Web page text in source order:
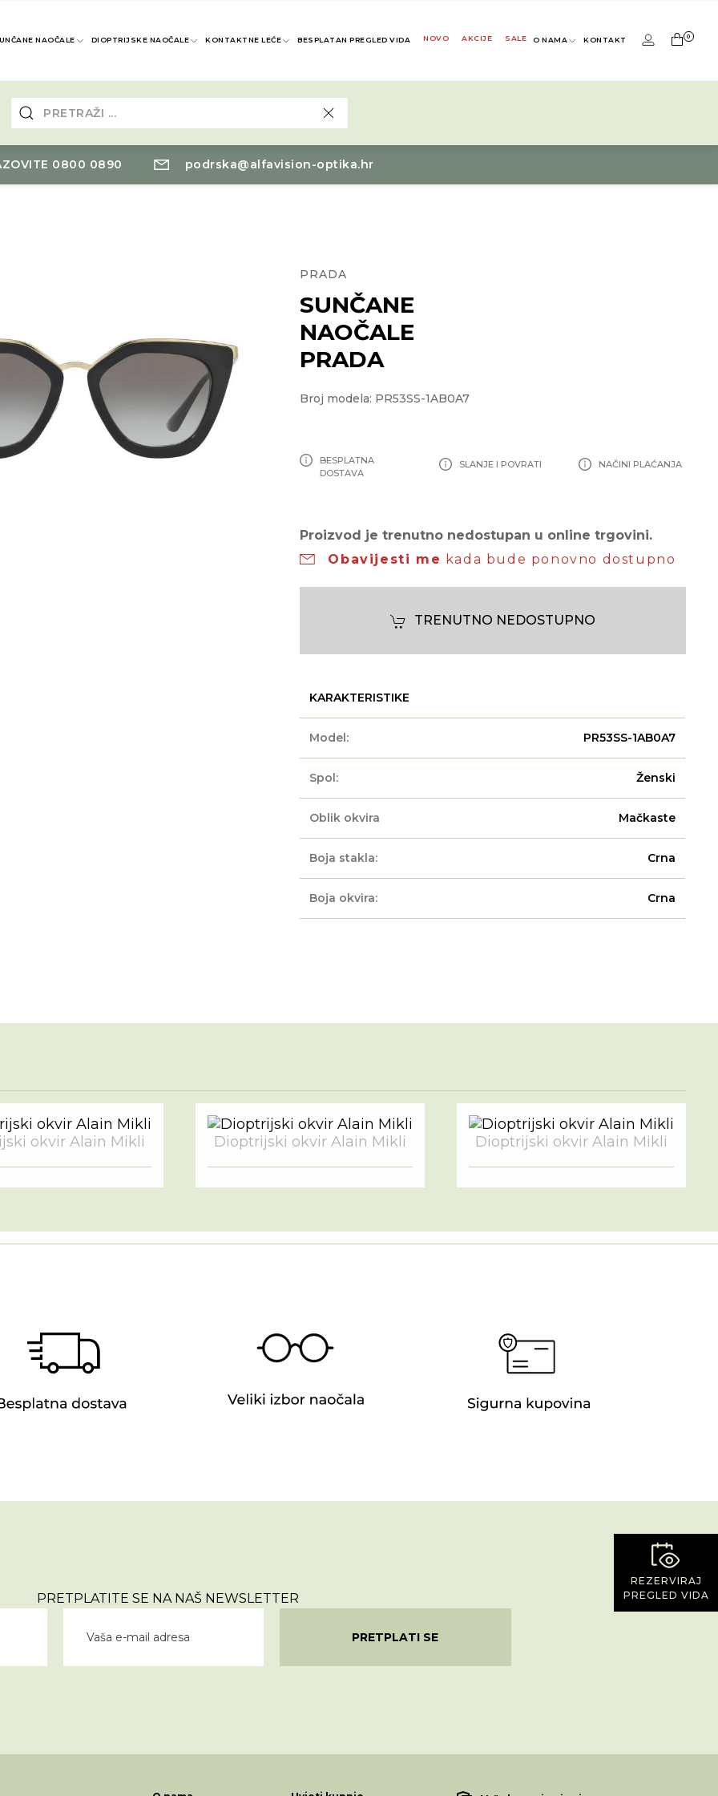
NAOČALE DIOPTRIJSKE NAOČALE KONTAKTNE LEĆE BESPLATAN PREGLED VIDA NOVO AKCIJE SALE O NAMA KONTAKT 0
0800 0890 podrska@alfavision-optika.hr
REZERVIRAJ
PREGLED VIDA
PRADA
SUNČANE
NAOČALE
PRADA
Broj modela: PR53SS-1AB0A7
BESPLATNA
DOSTAVA
SLANJE I POVRATI NAČINI PLAĆANJA
Proizvod je trenutno nedostupan u online trgovini.
Obavijesti me kada bude ponovno dostupno
TRENUTNO NEDOSTUPNO
KARAKTERISTIKE
Model: PR53SS-1AB0A7
Spol: Ženski
Oblik okvira Mačkaste
Boja stakla: Crna
Boja okvira: Crna
okvir Alain Mikli Dioptrijski okvir Alain Mikli Dioptrijski okvir Alain Mikli
PRETPLATITE SE NA NAŠ NEWSLETTER
PRETPLATI SE